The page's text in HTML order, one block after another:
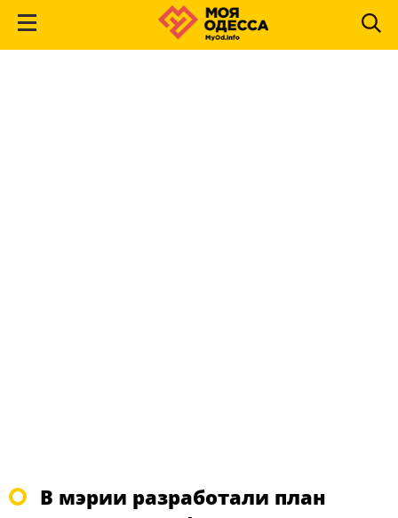
В мэрии разработали план